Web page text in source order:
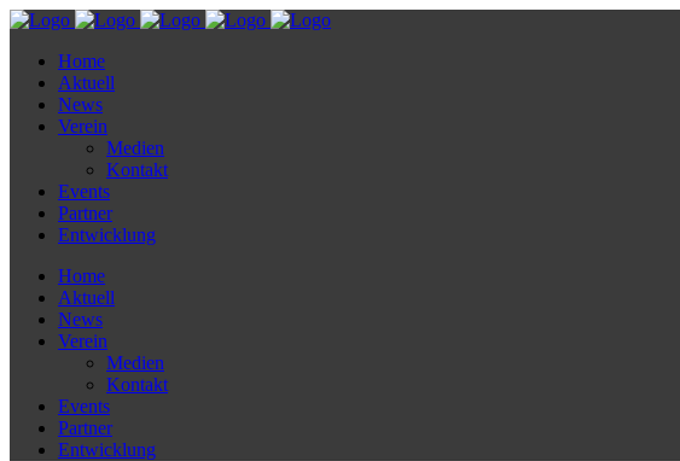
Home
Aktuell
News
Verein
Medien
Kontakt
Events
Partner
Entwicklung
Home
Aktuell
News
Verein
Medien
Kontakt
Events
Partner
Entwicklung